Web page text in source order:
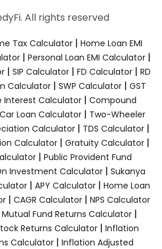
All rights reserved
Tax Calculator | Home Loan EMI
| Personal Loan EMI Calculator |
| SIP Calculator | FD Calculator | RD
Calculator | SWP Calculator | GST
Interest Calculator| Compound
Car Loan Calculator| Two-Wheeler
Calculator| TDS Calculator|
Calculator| Gratuity Calculator|
| Public Provident Fund
Investment Calculator| Sukanya
| APY Calculator| Home Loan
| CAGR Calculator | NPS Calculator
Fund Returns Calculator |
Returns Calculator| Inflation
Calculator| Inflation Adjusted